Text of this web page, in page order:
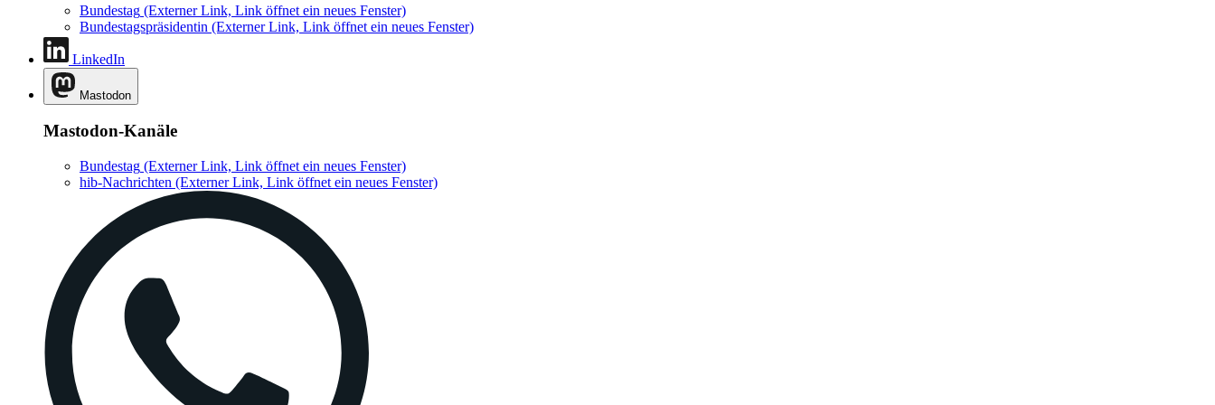
Bundestag (Externer Link, Link öffnet ein neues Fenster)
Bundestagspräsidentin (Externer Link, Link öffnet ein neues Fenster)
LinkedIn
Mastodon
Mastodon-Kanäle
Bundestag (Externer Link, Link öffnet ein neues Fenster)
hib-Nachrichten (Externer Link, Link öffnet ein neues Fenster)